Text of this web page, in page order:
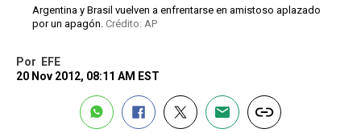
Argentina y Brasil vuelven a enfrentarse en amistoso aplazado
por un apagón. Crédito: AP
Por
EFE
20 Nov 2012, 08:11 AM EST